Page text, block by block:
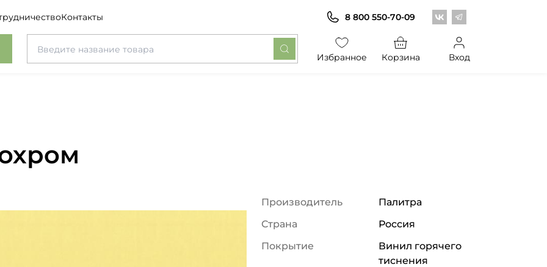
Контакты Центр обоев во
Центр обоев в
8 800 550-70-09
Избранное Корзина Вход
Производитель
Палитра
Страна
Россия
Покрытие
Винил горячего
тиснения